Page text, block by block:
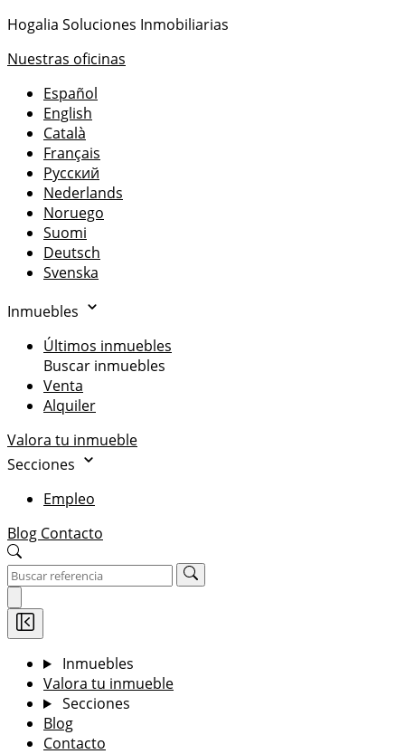
Hogalia Soluciones Inmobiliarias
Nuestras oficinas
Español
English
Català
Français
Русский
Nederlands
Noruego
Suomi
Deutsch
Svenska
Inmuebles
Últimos inmuebles
Buscar inmuebles
Venta
Alquiler
Valora tu inmueble
Secciones
Empleo
Blog Contacto
Inmuebles
Valora tu inmueble
Secciones
Blog
Contacto